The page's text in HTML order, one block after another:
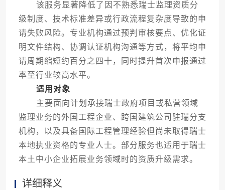
该服务显著降低了因不熟悉瑞士监理资质分
级制度、技术标准差异或行政流程复杂度导致的申
请失败风险。专业机构通过预判审核要点、优化证
明文件结构、协调认证机构沟通等方式，将平均申
请周期缩短约百分之四十，同时提升首次申报通过
率至行业较高水平。
适用对象
主要面向计划承接瑞士政府项目或私营领域
监理业务的外国工程企业、跨国建筑公司驻瑞分支
机构，以及具备国际工程管理经验但尚未取得瑞士
本地执业资格的专业人士。部分服务也适用于瑞士
本土中小企业拓展业务领域时的资质升级需求。
详细释义